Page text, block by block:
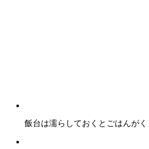
飯台は濡らしておくとごはんがく